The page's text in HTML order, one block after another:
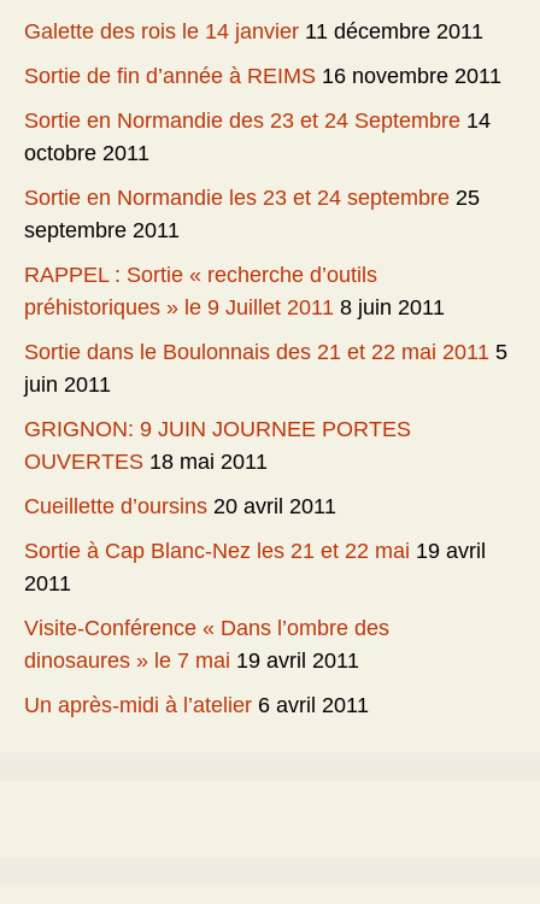
Galette des rois le 14 janvier 11 décembre 2011
Sortie de fin d’année à REIMS 16 novembre 2011
Sortie en Normandie des 23 et 24 Septembre 14
octobre 2011
Sortie en Normandie les 23 et 24 septembre 25
septembre 2011
RAPPEL : Sortie « recherche d’outils
préhistoriques » le 9 Juillet 2011 8 juin 2011
Sortie dans le Boulonnais des 21 et 22 mai 2011 5
juin 2011
GRIGNON: 9 JUIN JOURNEE PORTES
OUVERTES 18 mai 2011
Cueillette d’oursins 20 avril 2011
Sortie à Cap Blanc-Nez les 21 et 22 mai 19 avril
2011
Visite-Conférence « Dans l’ombre des
dinosaures » le 7 mai 19 avril 2011
Un après-midi à l’atelier 6 avril 2011